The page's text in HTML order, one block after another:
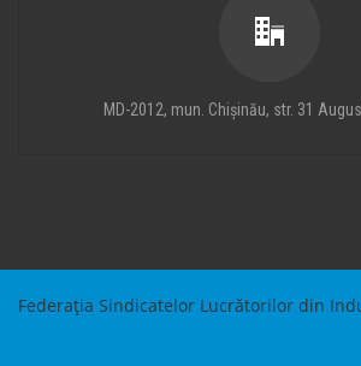
MD-2012, mun. Chișinău, str. 31
Federația Sindicatelor Lucrătorilor din